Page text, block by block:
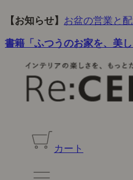
【お知らせ】 お盆の営業と
書籍「ふつうのお家を、美
カート